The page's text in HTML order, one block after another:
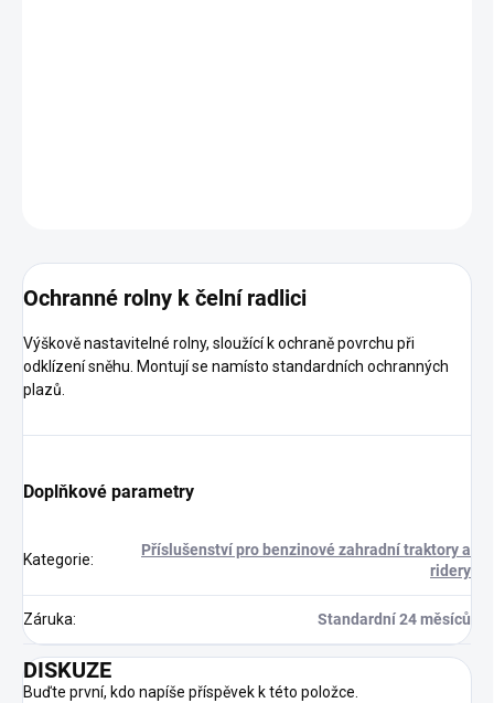
Ochranné rolny k čelní radlici
Výškově nastavitelné rolny, sloužící k ochraně povrchu při
odklízení sněhu. Montují se namísto standardních ochranných
plazů.
Doplňkové parametry
Kategorie:
Příslušenství pro benzinové zahradní traktory a
ridery
Záruka: Standardní 24 měsíců
DISKUZE
Buďte první, kdo napíše příspěvek k této položce.